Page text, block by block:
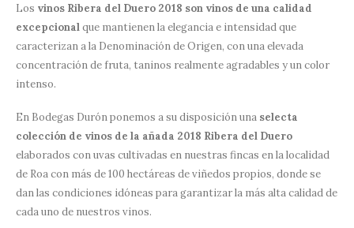
Los vinos Ribera del Duero 2018 son vinos de una calidad
excepcionalque mantienen la elegancia e intensidad que
caracterizan a la Denominación de Origen, con una elevada
concentración de fruta, taninos realmente agradables y un color
intenso.
En Bodegas Durón ponemos a su disposición una selecta
colección de vinos de la añada 2018 Ribera del Duero
elaborados con uvas cultivadas en nuestras fincas en la localidad
de Roa con más de 100 hectáreas de viñedos propios, donde se
dan las condiciones idóneas para garantizar la más alta calidad de
cada uno de nuestros vinos.